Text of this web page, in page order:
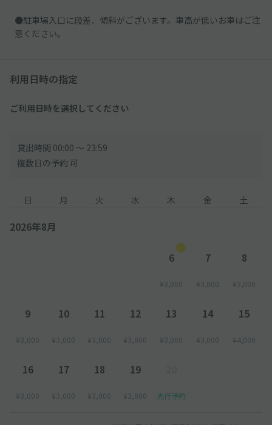
●駐車場入口に段差、傾斜がございます。車高が低いお車はご注
意ください。
利用日時の指定
ご利用日時を選択してください
貸出時間 00:00 〜 23:59
複数日の予約 可
日 月 火 水 木 金 土
2026年8月
6
¥3,000
7
¥3,000
8
¥3,000
9
¥3,000
10
¥3,000
11
¥3,000
12
¥3,000
13
¥3,000
14
¥3,000
15
¥4,000
16
¥3,000
17
¥3,000
18
¥3,000
19
¥3,000 先行予約